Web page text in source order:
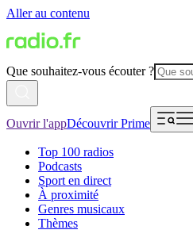
Aller au contenu
Que souhaitez-vous écouter ?
Ouvrir l'appDécouvrir Prime
Top 100 radios
Podcasts
Sport en direct
À proximité
Genres musicaux
Thèmes